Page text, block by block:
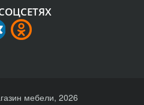
мебели, 2026